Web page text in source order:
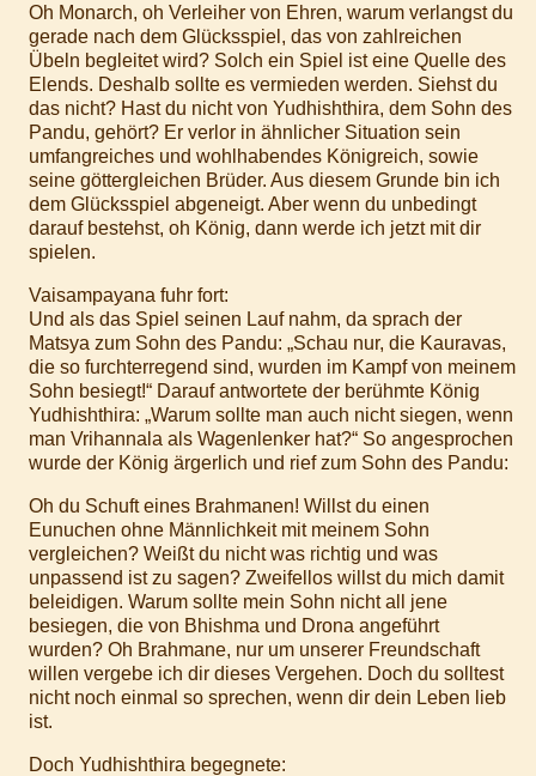
Oh Monarch, oh Verleiher von Ehren, warum verlangst du
gerade nach dem Glücksspiel, das von zahlreichen
Übeln begleitet wird? Solch ein Spiel ist eine Quelle des
Elends. Deshalb sollte es vermieden werden. Siehst du
das nicht? Hast du nicht von Yudhishthira, dem Sohn des
Pandu, gehört? Er verlor in ähnlicher Situation sein
umfangreiches und wohlhabendes Königreich, sowie
seine göttergleichen Brüder. Aus diesem Grunde bin ich
dem Glücksspiel abgeneigt. Aber wenn du unbedingt
darauf bestehst, oh König, dann werde ich jetzt mit dir
spielen.
Vaisampayana fuhr fort:
Und als das Spiel seinen Lauf nahm, da sprach der
Matsya zum Sohn des Pandu: „Schau nur, die Kauravas,
die so furchterregend sind, wurden im Kampf von meinem
Sohn besiegt!“ Darauf antwortete der berühmte König
Yudhishthira: „Warum sollte man auch nicht siegen, wenn
man Vrihannala als Wagenlenker hat?“ So angesprochen
wurde der König ärgerlich und rief zum Sohn des Pandu:
Oh du Schuft eines Brahmanen! Willst du einen
Eunuchen ohne Männlichkeit mit meinem Sohn
vergleichen? Weißt du nicht was richtig und was
unpassend ist zu sagen? Zweifellos willst du mich damit
beleidigen. Warum sollte mein Sohn nicht all jene
besiegen, die von Bhishma und Drona angeführt
wurden? Oh Brahmane, nur um unserer Freundschaft
willen vergebe ich dir dieses Vergehen. Doch du solltest
nicht noch einmal so sprechen, wenn dir dein Leben lieb
ist.
Doch Yudhishthira begegnete: